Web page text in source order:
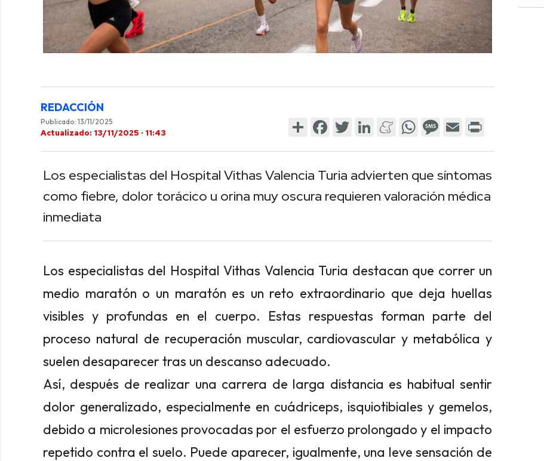
REDACCIÓN
Publicado: 13/11/2025
Actualizado: 13/11/2025 · 11:43
ShareFacebook
TwitterLinkedInMeneame
WhatsApp
Message
Email
Los especialistas del Hospital Vithas Valencia Turia advierten que síntomas
como fiebre, dolor torácico u orina muy oscura requieren valoración médica
inmediata
Los especialistas del Hospital Vithas Valencia Turia destacan que correr un
medio maratón o un maratón es un reto extraordinario que deja huellas
visibles y profundas en el cuerpo. Estas respuestas forman parte del
proceso natural de recuperación muscular, cardiovascular y metabólica y
suelen desaparecer tras un descanso adecuado.
Así, después de realizar una carrera de larga distancia es habitual sentir
dolor generalizado, especialmente en cuádriceps, isquiotibiales y gemelos,
debido a microlesiones provocadas por el esfuerzo prolongado y el impacto
repetido contra el suelo. Puede aparecer, igualmente, una leve sensación de